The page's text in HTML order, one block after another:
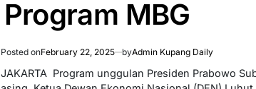
Program MBG
Posted onFebruary 22, 2025 byAdmin Kupang Daily
JAKARTA  Program unggulan Presiden Prabowo